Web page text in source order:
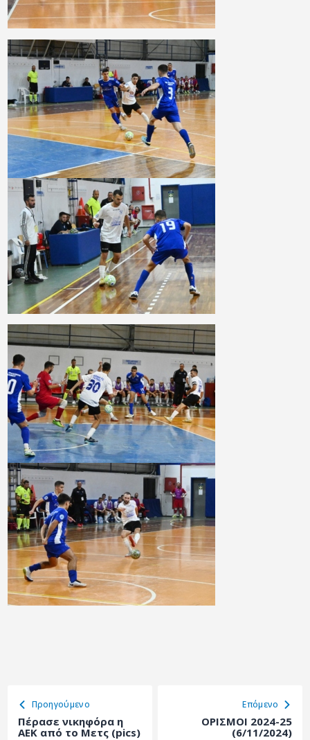
Προηγούμενο
Πέρασε νικηφόρα η
ΑΕΚ από το Μετς (pics)
Eπόμενο
ΟΡΙΣΜΟΙ 2024-25
(6/11/2024)